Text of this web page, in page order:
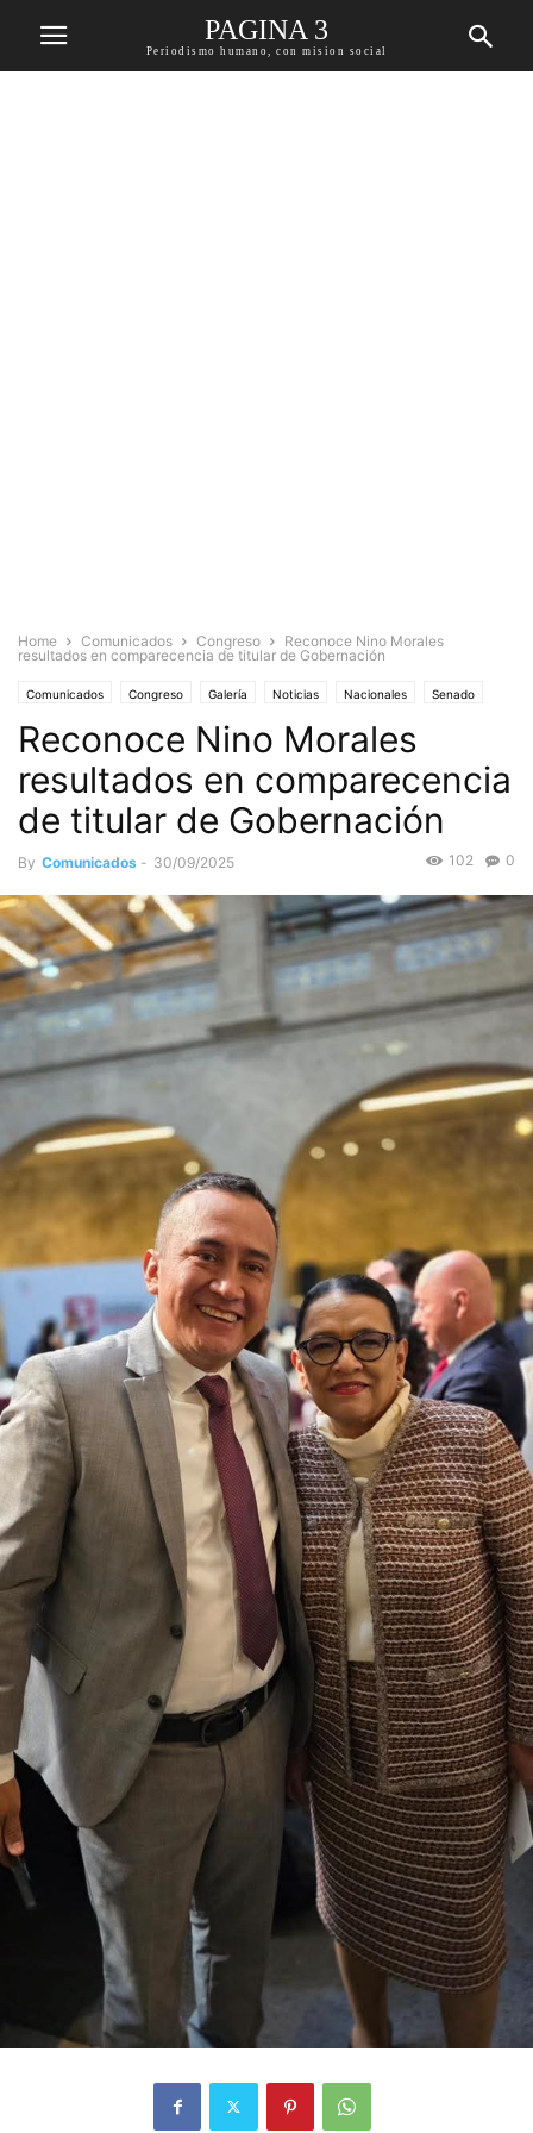
PAGINA 3
Periodismo humano, con mision social
Home Comunicados Congreso
Reconoce Nino Morales
resultados en comparecencia de titular de Gobernación
Comunicados Congreso Galería Noticias Nacionales Senado
Reconoce Nino Morales
resultados en comparecencia
de titular de Gobernación
By Comunicados - 30/09/2025 0
102